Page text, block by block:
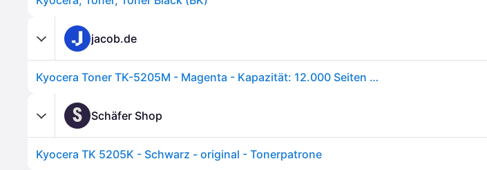
jacob.de
Kyocera Toner TK-5205M - Magenta - Kapazität: 12.000 Seiten (1T02R5BNL0)
S Schäfer Shop
Kyocera TK 5205K - Schwarz - original - Tonerpatrone